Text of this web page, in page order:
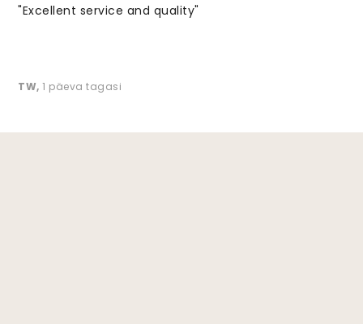
"Excellent service and quality"
TW, 1 päeva tagasi